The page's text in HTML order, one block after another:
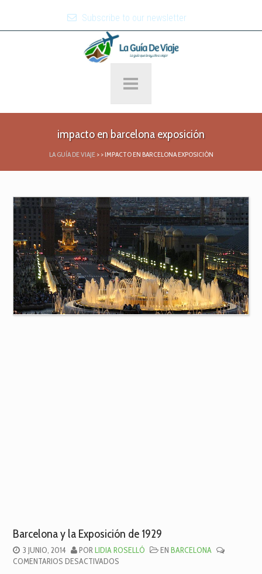
Subscribe to our newsletter
impacto en barcelona exposición
LA GUÍA DE VIAJE> > IMPACTO EN BARCELONA EXPOSICIÓN
Barcelona y la Exposición de 1929
3 JUNIO, 2014 PORLIDIA ROSELLÓ ENBARCELONA
COMENTARIOS DESACTIVADOS